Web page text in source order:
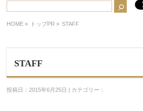
HOME » トップPR » STAFF
STAFF
投稿日：2015年6月25日 | カテゴリー：